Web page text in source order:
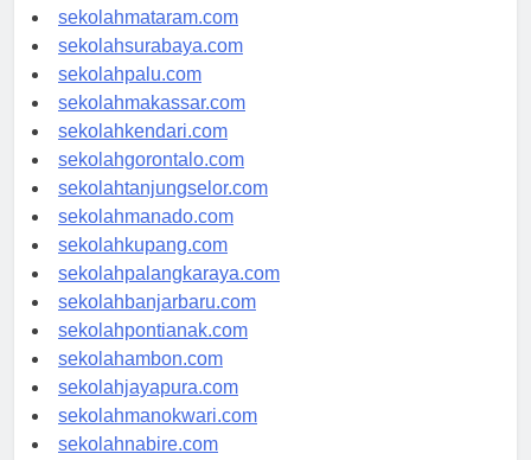
sekolahmataram.com
sekolahsurabaya.com
sekolahpalu.com
sekolahmakassar.com
sekolahkendari.com
sekolahgorontalo.com
sekolahtanjungselor.com
sekolahmanado.com
sekolahkupang.com
sekolahpalangkaraya.com
sekolahbanjarbaru.com
sekolahpontianak.com
sekolahambon.com
sekolahjayapura.com
sekolahmanokwari.com
sekolahnabire.com